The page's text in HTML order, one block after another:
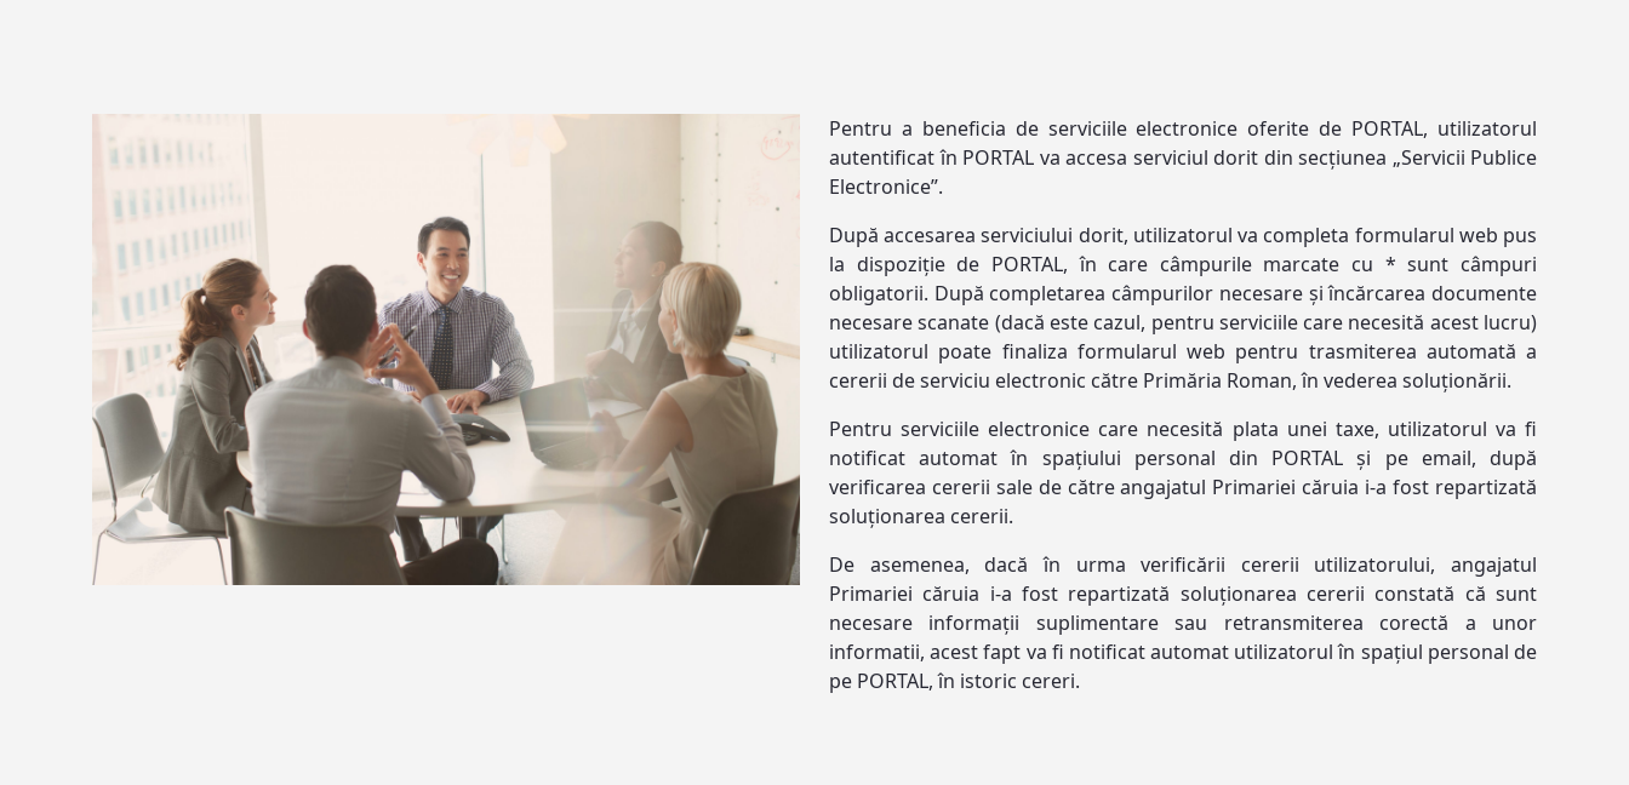
Pentru a beneficia de serviciile electronice oferite de PORTAL, utilizatorul
autentificat în PORTAL va accesa serviciul dorit din secțiunea „Servicii Publice
Electronice”.
După accesarea serviciului dorit, utilizatorul va completa formularul web pus
la dispoziție de PORTAL, în care câmpurile marcate cu * sunt câmpuri
obligatorii. După completarea câmpurilor necesare și încărcarea documente
necesare scanate (dacă este cazul, pentru serviciile care necesită acest lucru)
utilizatorul poate finaliza formularul web pentru trasmiterea automată a
cererii de serviciu electronic către Primăria Roman, în vederea soluționării.
Pentru serviciile electronice care necesită plata unei taxe, utilizatorul va fi
notificat automat în spațiului personal din PORTAL și pe email, după
verificarea cererii sale de către angajatul Primariei căruia i-a fost repartizată
soluționarea cererii.
De asemenea, dacă în urma verificării cererii utilizatorului, angajatul
Primariei căruia i-a fost repartizată soluționarea cererii constată că sunt
necesare informații suplimentare sau retransmiterea corectă a unor
informatii, acest fapt va fi notificat automat utilizatorul în spațiul personal de
pe PORTAL, în istoric cereri.